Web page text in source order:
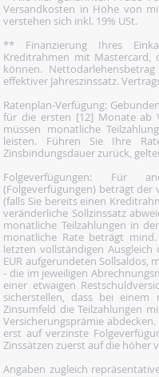
Versandkosten in Höhe von
verstehen sich inkl. 19% USt.
** Finanzierung Ihres
Kreditrahmen mit Mastercard,
können.
effektiver Jahreszinssatz.
Ratenplan-Verfügung:
für die ersten [12] Monate ab
müssen monatliche
leisten. Führen Sie Ihre
Zinsbindungsdauer zurück,
Folgeverfügungen: Für
(Folgeverfügungen) beträgt der
(falls Sie bereits einen
veränderliche Sollzinssatz
monatliche Teilzahlungen in
monatliche Rate beträgt
letzten vollständigen
EUR aufgerundeten Sollsaldos,
- die im jeweiligen
einer etwaigen
sicherstellen, dass bei einem
Zinsumfeld die Teilzahlungen
Versicherungsprämie
erst auf verzinste
Zinssätzen zuerst auf die höher
Angaben zugleich